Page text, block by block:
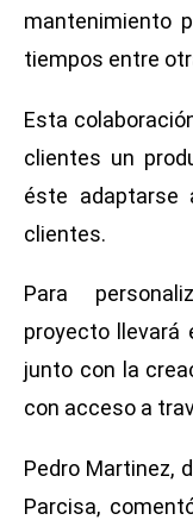
mantenimiento
tiempos entre
Esta
clientes un
éste adaptarse
clientes.
Para
proyecto llevará
junto con la
con acceso a
Pedro Martinez,
Parcisa,